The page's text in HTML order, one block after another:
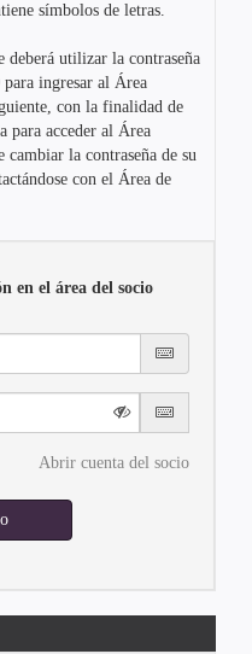
símbolos de letras.
deberá utilizar la contraseña
ingresar al Área
con la finalidad de
para acceder al Área
cambiar la contraseña de su
con el Área de
en el área del socio
Abrir cuenta del socio